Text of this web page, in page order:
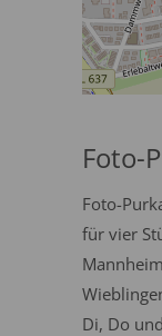
Foto-
Foto-
für vier
Di, Do